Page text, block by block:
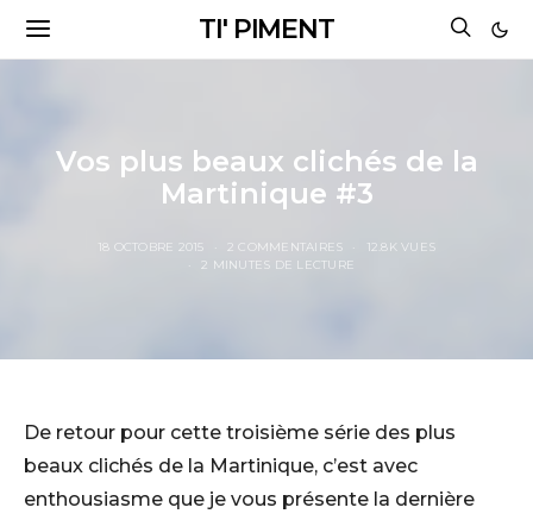
TI' PIMENT
Vos plus beaux clichés de la
Martinique #3
18 OCTOBRE 2015 2 COMMENTAIRES
12.8K VUES
2 MINUTES DE LECTURE
De retour pour cette troisième série des plus
beaux clichés de la Martinique, c’est avec
enthousiasme que je vous présente la dernière